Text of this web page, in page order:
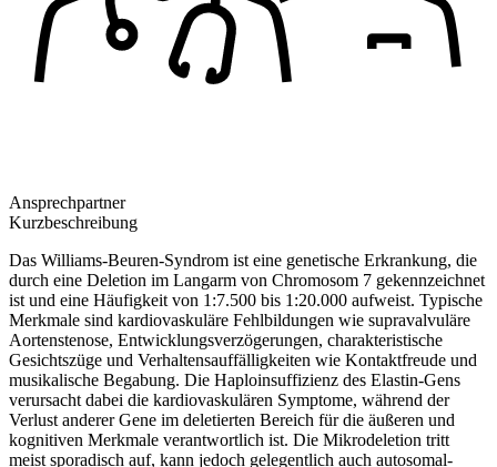
Ansprechpartner
Kurzbeschreibung
Das Williams-Beuren-Syndrom ist eine genetische Erkrankung, die
durch eine Deletion im Langarm von Chromosom 7 gekennzeichnet
ist und eine Häufigkeit von 1:7.500 bis 1:20.000 aufweist. Typische
Merkmale sind kardiovaskuläre Fehlbildungen wie supravalvuläre
Aortenstenose, Entwicklungsverzögerungen, charakteristische
Gesichtszüge und Verhaltensauffälligkeiten wie Kontaktfreude und
musikalische Begabung. Die Haploinsuffizienz des Elastin-Gens
verursacht dabei die kardiovaskulären Symptome, während der
Verlust anderer Gene im deletierten Bereich für die äußeren und
kognitiven Merkmale verantwortlich ist. Die Mikrodeletion tritt
meist sporadisch auf, kann jedoch gelegentlich auch autosomal-